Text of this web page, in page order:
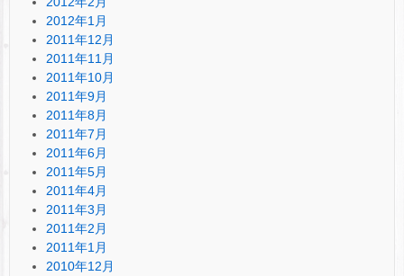
2012年1月
2011年12月
2011年11月
2011年10月
2011年9月
2011年8月
2011年7月
2011年6月
2011年5月
2011年4月
2011年3月
2011年2月
2011年1月
2010年12月